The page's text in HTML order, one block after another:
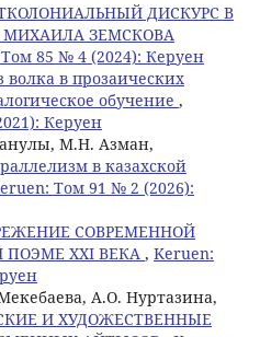
ДИСКУРС В
ЗЕМСКОВА
85 № 4 (2024): Керуен
волка в прозаических
обучение ,
Керуен
M.Н. Азман,
в казахской
Том 91 № 2 (2026):
СОВРЕМЕННОЙ
ХХІ ВЕКА , Keruen:
А.О. Нуртазина,
И ХУДОЖЕСТВЕННЫЕ